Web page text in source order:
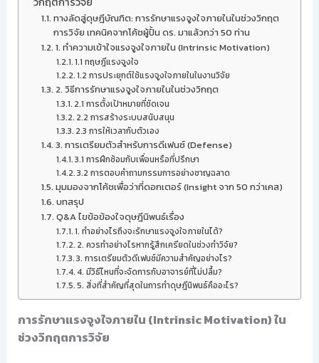
ทางลัดสู่ดุษฎีบัณฑิต: การรักษาแรงจูงใจภายในในช่วงวิกฤต
การวิจัย เทคนิคจากโค้ชผู้ปั้น ดร. มาแล้วกว่า 50 ท่าน
1. ทำความเข้าใจแรงจูงใจภายใน (Intrinsic Motivation)
1.1 ทฤษฎีแรงจูงใจ
1.2 การประยุกต์ใช้แรงจูงใจภายในในงานวิจัย
2. วิธีการรักษาแรงจูงใจภายในในช่วงวิกฤต
2.1 การตั้งเป้าหมายที่ชัดเจน
2.2 การสร้างระบบสนับสนุน
2.3 การให้เวลากับตัวเอง
3. การเตรียมตัวสำหรับการดีเฟนซ์ (Defense)
3.1 การฝึกซ้อมกับเพื่อนหรือที่ปรึกษา
3.2 การตอบคำถามกรรมการอย่างชาญฉลาด
มุมมองจากโค้ชเพื่อว่าที่ดอกเตอร์ (Insight จาก 50 กว่าเคส)
บทสรุป
Q&A ไขข้อข้องใจดุษฎีนิพนธ์เรื่อง
1. ทำอย่างไรถึงจะรักษาแรงจูงใจภายในได้?
2. ควรทำอย่างไรหากรู้สึกเครียดในช่วงทำวิจัย?
3. การเตรียมตัวดีเฟนซ์มีความสำคัญอย่างไร?
4. มีวิธีไหนที่จะจัดการกับอาจารย์ที่ไม่ปลื้ม?
5. สิ่งที่สำคัญที่สุดในการทำดุษฎีนิพนธ์คืออะไร?
การรักษาแรงจูงใจภายใน (Intrinsic Motivation) ใน
ช่วงวิกฤตการวิจัย